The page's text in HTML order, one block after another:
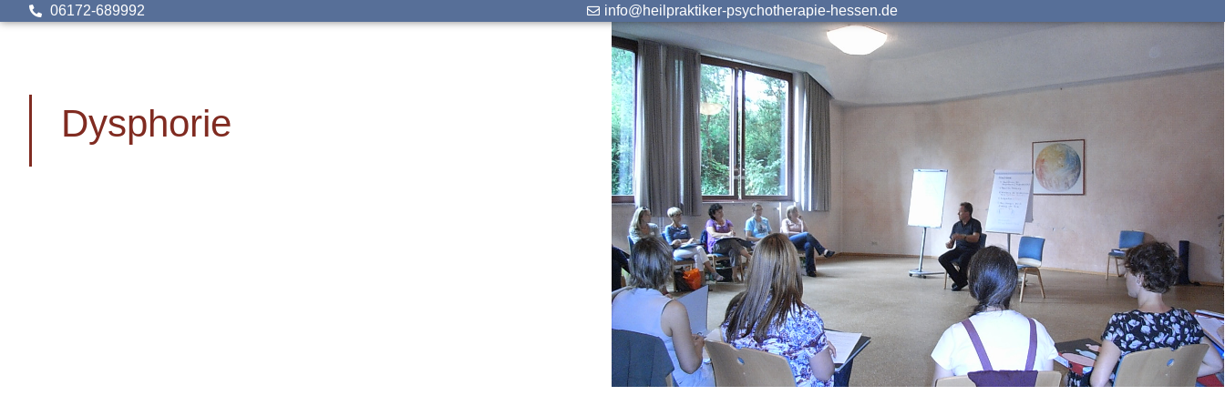
06172-689992 info@heilpraktiker-psychotherapie-hessen.de
Dysphorie